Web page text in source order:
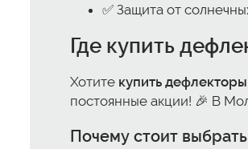
✅ Защита от
Где купить
Хотите купить
постоянные акции! 🎉 В
Почему стоит